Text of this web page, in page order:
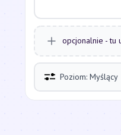
opcjonalnie - tu
Poziom: Myślący